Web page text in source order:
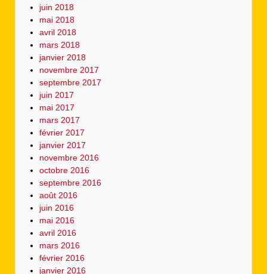
juin 2018
mai 2018
avril 2018
mars 2018
janvier 2018
novembre 2017
septembre 2017
juin 2017
mai 2017
mars 2017
février 2017
janvier 2017
novembre 2016
octobre 2016
septembre 2016
août 2016
juin 2016
mai 2016
avril 2016
mars 2016
février 2016
janvier 2016